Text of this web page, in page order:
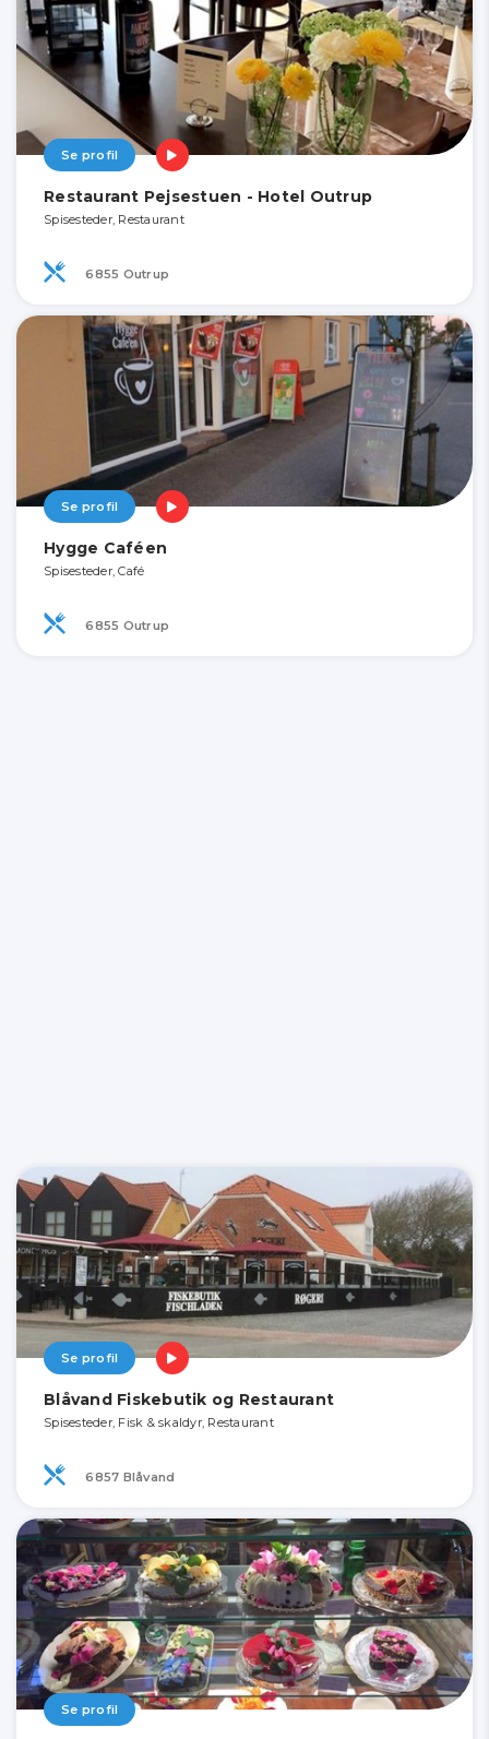
Se profil
Restaurant Pejsestuen - Hotel Outrup
Spisesteder, Restaurant
6855 Outrup
Se profil
Hygge Caféen
Spisesteder, Café
6855 Outrup
Se profil
Blåvand Fiskebutik og Restaurant
Spisesteder, Fisk & skaldyr, Restaurant
6857 Blåvand
Se profil